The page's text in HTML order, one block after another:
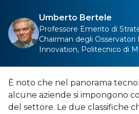
Umberto Bertele
Professore Emerito di
Chairman degli Osservatori
Innovation, Politecnico di
È noto che nel panorama
alcune aziende si impongono
del settore. Le due classifiche